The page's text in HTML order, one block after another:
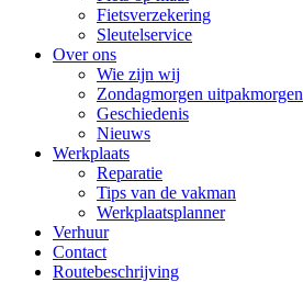
Fietsverzekering
Sleutelservice
Over ons
Wie zijn wij
Zondagmorgen uitpakmorgen
Geschiedenis
Nieuws
Werkplaats
Reparatie
Tips van de vakman
Werkplaatsplanner
Verhuur
Contact
Routebeschrijving